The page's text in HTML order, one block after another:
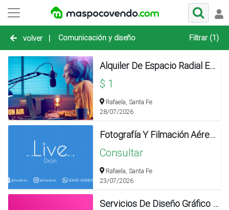
volver | Comunicación y diseño Filtrar (1)
Alquiler De Espacio Radial En Fm Brother 88.1
$ 1
Rafaela, Santa Fe
28/07/2026
Fotografía Y Filmación Aérea Con Dron
Consultar
Rafaela, Santa Fe
23/07/2026
Servicios De Diseño Gráfico Y Web